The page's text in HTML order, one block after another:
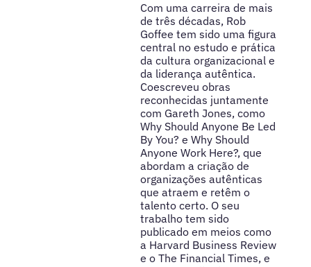
Com uma carreira de mais
de três décadas, Rob
Goffee tem sido uma figura
central no estudo e prática
da cultura organizacional e
da liderança autêntica.
Coescreveu obras
reconhecidas juntamente
com Gareth Jones, como
Why Should Anyone Be Led
By You? e Why Should
Anyone Work Here?, que
abordam a criação de
organizações autênticas
que atraem e retêm o
talento certo. O seu
trabalho tem sido
publicado em meios como
a Harvard Business Review
e o The Financial Times, e